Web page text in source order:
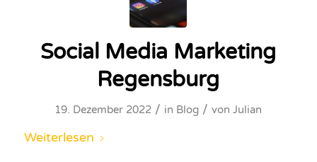
Social Media Marketing
Regensburg
19. Dezember 2022 / in Blog / vonJulian
Weiterlesen